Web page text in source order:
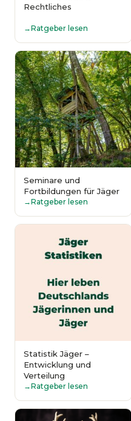
Rechtliches
Ratgeber lesen
Seminare und
Fortbildungen für Jäger
Ratgeber lesen
Statistik Jäger –
Entwicklung und
Verteilung
Ratgeber lesen